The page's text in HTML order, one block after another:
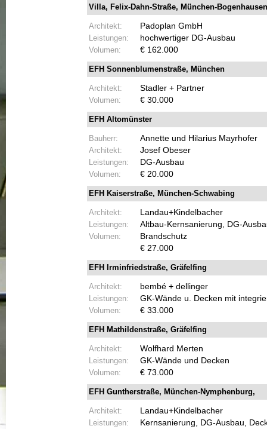
Villa, Felix-Dahn-Straße, München-Bogenhausen
Architekt:
Leistungen:
Volumen:
Padoplan GmbH
hochwertiger DG-Ausbau
€ 162.000
EFH Sonnenblumenstraße, München
Architekt:
Volumen:
Stadler + Partner
€ 30.000
EFH Altomünster
Bauherr:
Architekt:
Leistungen:
Volumen:
Annette und Hilarius Mayrhofer
Josef Obeser
DG-Ausbau
€ 20.000
EFH Kaiserstraße, München-Schwabing
Architekt:
Leistungen:
Volumen:
Landau+Kindelbacher
Altbau- Kernsanierung, DG-
Brandschutz
€ 27.000
EFH Irminfriedstraße, Gräfelfing
Architekt:
Leistungen:
Volumen:
bembé + dellinger
GK-Wände u. Decken mit
€ 33.000
EFH Mathildenstraße, Gräfelfing
Architekt:
Leistungen:
Volumen:
Wolfhard Merten
GK-Wände und Decken
€ 73.000
EFH Guntherstraße, München-Nymphenburg,
Architekt:
Leistungen:
Landau+Kindelbacher
Kernsanierung, DG-Ausbau,